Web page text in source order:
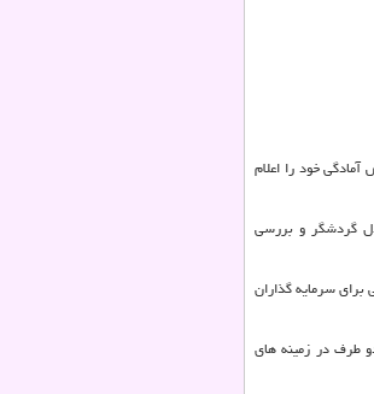
خود را اعلام
گردشگر و بررسی
سرمایه گذاران
طرف در زمینه های